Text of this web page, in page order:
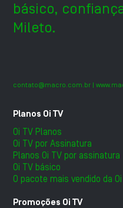
básico,
Mileto.
contato@macro.com.br |
Planos Oi TV
Oi TV Planos
Oi TV por Assinatura
Planos Oi TV por assinatura
Oi TV básico
O pacote mais vendido da
Promoções Oi TV